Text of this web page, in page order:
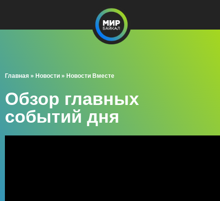
Главная » Новости » Новости Вместе
Обзор главных
событий дня